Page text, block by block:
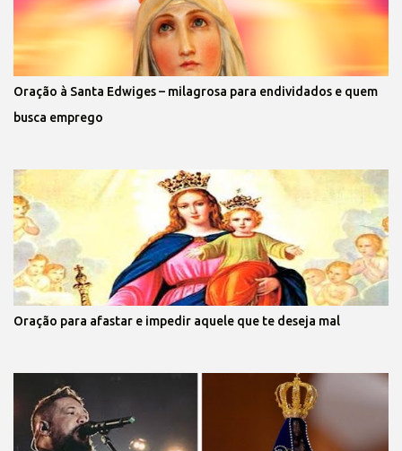
Oração à Santa Edwiges – milagrosa para endividados e quem
busca emprego
Oração para afastar e impedir aquele que te deseja mal